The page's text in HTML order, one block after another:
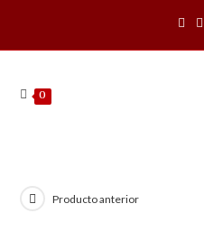
contenido
0
Producto anterior